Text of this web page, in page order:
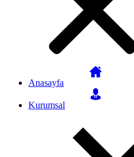
Anasayfa
Kurumsal